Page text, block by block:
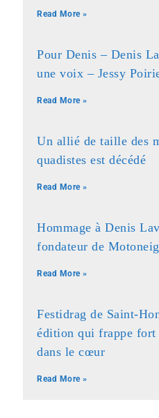
Read More »
Pour Denis – Denis
une voix – Jessy
Read More »
Un allié de taille des
quadistes est décédé
Read More »
Hommage à Denis
fondateur de
Read More »
Festidrag de Saint-
édition qui frappe fort
dans le cœur
Read More »